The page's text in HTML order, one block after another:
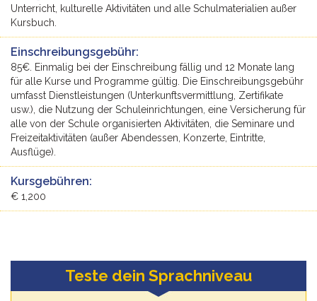
Unterricht, kulturelle Aktivitäten und alle Schulmaterialien außer
Kursbuch.
Einschreibungsgebühr:
85€. Einmalig bei der Einschreibung fällig und 12 Monate lang
für alle Kurse und Programme gültig. Die Einschreibungsgebühr
umfasst Dienstleistungen (Unterkunftsvermittlung, Zertifikate
usw.), die Nutzung der Schuleinrichtungen, eine Versicherung für
alle von der Schule organisierten Aktivitäten, die Seminare und
Freizeitaktivitäten (außer Abendessen, Konzerte, Eintritte,
Ausflüge).
Kursgebühren:
€ 1,200
Teste dein Sprachniveau